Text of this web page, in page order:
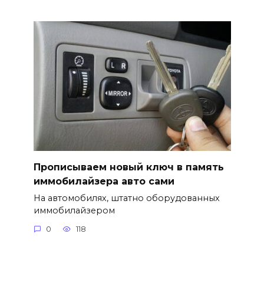
Прописываем новый ключ в память
иммобилайзера авто сами
На автомобилях, штатно оборудованных
иммобилайзером
0 118